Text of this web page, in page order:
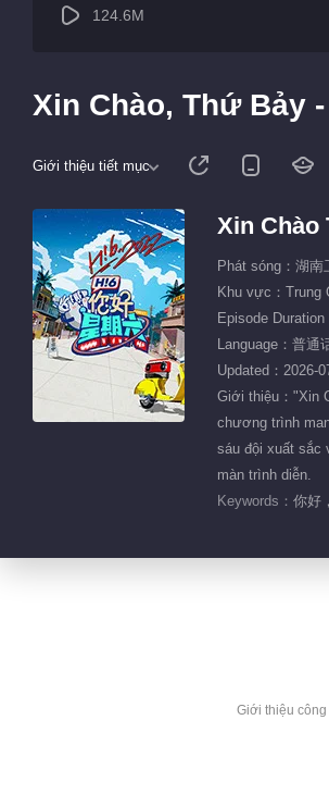
124.6M
Xin Chào, Thứ Bảy
Giới thiệu tiết mục
Xin Chào
Phát sóng：湖
Khu vực：Trung
Episode Duration
Language：普通
Updated：2026-
Giới thiệu："Xin
chương trình
sáu đội xuất sắc
màn trình diễn.
Keywords： 你好
Giới thiệu công